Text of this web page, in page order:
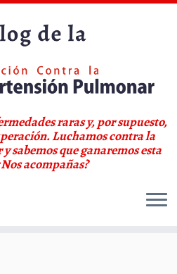
raras y, por supuesto,
Luchamos contra la
sabemos que ganaremos esta
acompañas?